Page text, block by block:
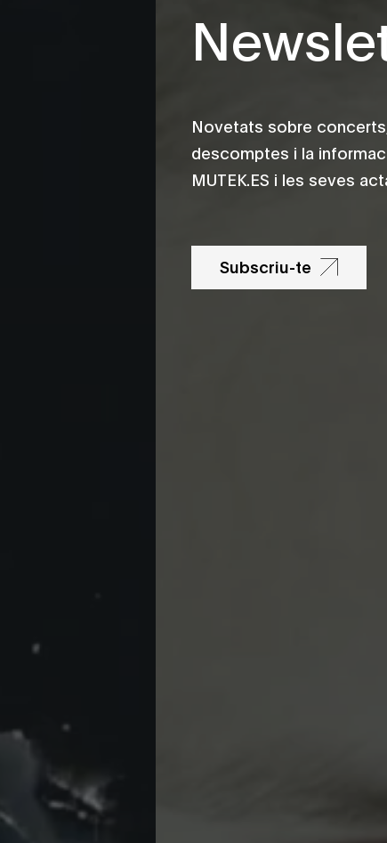
Novetats sobre
descomptes i la
MUTEK.ES i les seves
Subscriu-te